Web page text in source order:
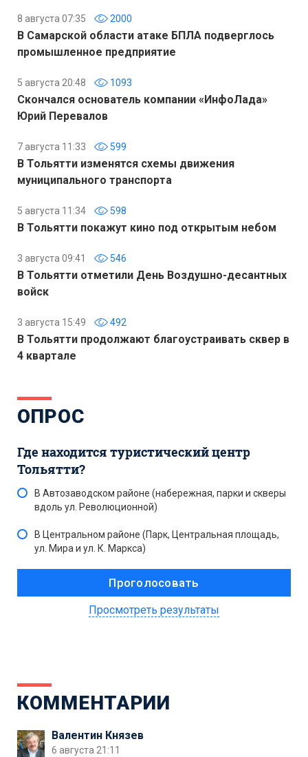
8 августа 07:35 2000
В Самарской области атаке БПЛА подверглось
промышленное предприятие
5 августа 20:48 1093
Скончался основатель компании «ИнфоЛада»
Юрий Перевалов
7 августа 11:33 599
В Тольятти изменятся схемы движения
муниципального транспорта
5 августа 11:34 598
В Тольятти покажут кино под открытым небом
3 августа 09:41 546
В Тольятти отметили День Воздушно-десантных
войск
3 августа 15:49 492
В Тольятти продолжают благоустраивать сквер в
4 квартале
ОПРОС
Где находится туристический центр
Тольятти?
В Автозаводском районе (набережная, парки и скверы
вдоль ул. Революционной)
В Центральном районе (Парк, Центральная площадь,
ул. Мира и ул. К. Маркса)
Просмотреть результаты
КОММЕНТАРИИ
Валентин Князев
6 августа 21:11